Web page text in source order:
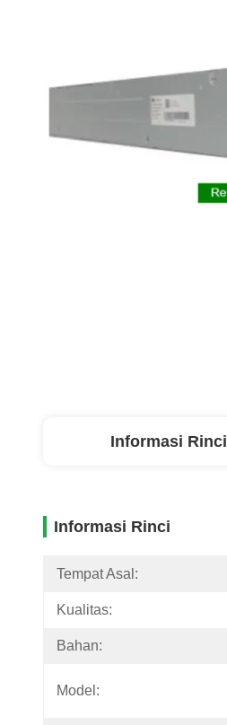
Informasi Rinci
Informasi Rinci
Tempat Asal:
Kualitas:
Bahan:
Model: